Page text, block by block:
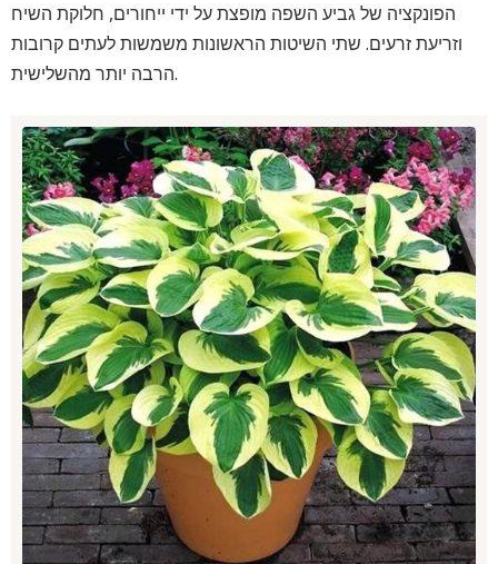
הפונקציה של גביע השפה מופצת על ידי ייחורים, חלוקת השיח
וזריעת זרעים. שתי השיטות הראשונות משמשות לעתים קרובות
הרבה יותר מהשלישית.